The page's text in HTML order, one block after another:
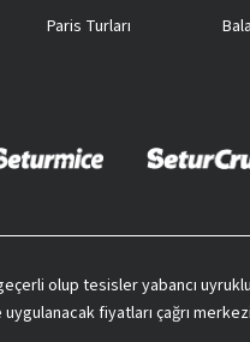
Paris Turları
olup tesisler yabancı
fiyatları çağrı